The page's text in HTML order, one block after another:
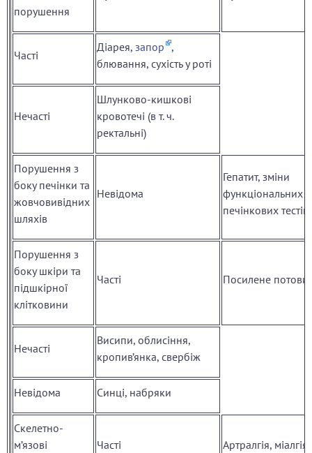
порушення
Часті
Діарея, запор ,
блювання, сухість у роті
Нечасті
Шлунково-кишкові
кровотечі (в т. ч.
ректальні)
Порушення з
боку печінки та
жовчовивідних
шляхів
Невідома
Гепатит, зміни
функціональних
печінкових тестів
Порушення з
боку шкіри та
підшкірної
клітковини
Часті Посилене
Нечасті
Висипи, облисіння,
кропив’янка, свербіж
Невідома Синці, набряки
Скелетно-
м’язові
Часті Артралгія, міалгія